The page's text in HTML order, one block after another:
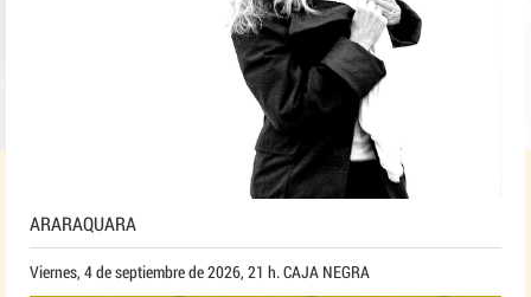
ARARAQUARA
Viernes, 4 de septiembre de 2026, 21 h. CAJA NEGRA